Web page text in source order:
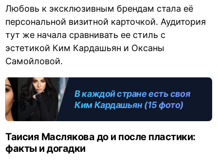
Любовь к эксклюзивным брендам стала её
персональной визитной карточкой. Аудитория
тут же начала сравнивать ее стиль с
эстетикой Ким Кардашьян и Оксаны
Самойловой.
В каждой стране есть своя
Ким Кардашьян (15 фото)
Таисия Маслякова до и после пластики:
факты и догадки